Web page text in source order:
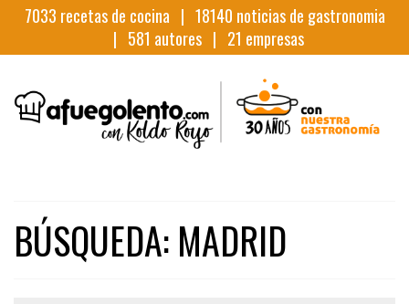
7033 recetas de cocina | 18140 noticias de gastronomia
| 581 autores | 21 empresas
BÚSQUEDA: MADRID